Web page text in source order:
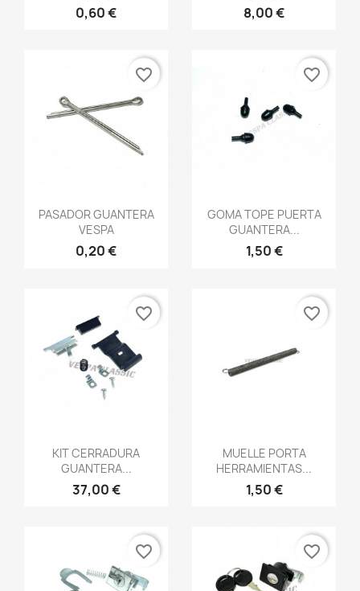
0,60 € 8,00 €
Vista rápida
PASADOR GUANTERA
VESPA
0,20 €
favorite_border
Vista rápida
GOMA TOPE PUERTA
GUANTERA...
1,50 €
favorite_border
Vista rápida
KIT CERRADURA
GUANTERA...
37,00 €
favorite_border
 Vista rápida
MUELLE PORTA
HERRAMIENTAS...
1,50 €
favorite_border
favorite_border favorite_border